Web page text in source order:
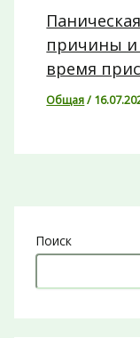
причины и
время
Общая/
Поиск